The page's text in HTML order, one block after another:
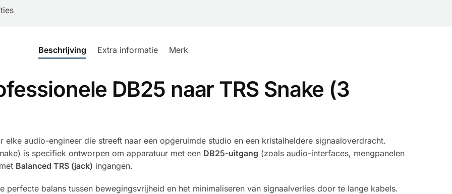
Beschrijving Extra informatie Merk
DB25 naar TRS Snake (3
audio-engineer die streeft naar een opgeruimde studio en een kristalheldere signaaloverdracht.
is specifiek ontworpen om apparatuur met een DB25-uitgang (zoals audio-interfaces, mengpanelen
Balanced TRS (jack) ingangen.
perfecte balans tussen bewegingsvrijheid en het minimaliseren van signaalverlies door te lange kabels.